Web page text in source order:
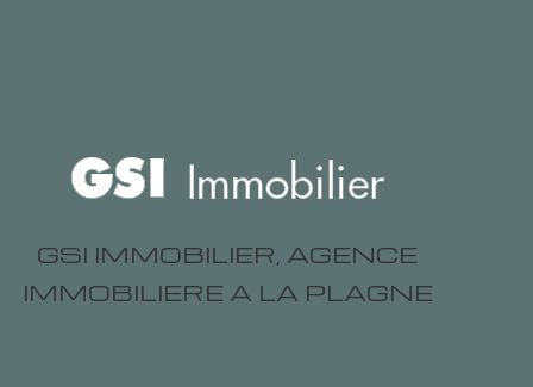
GSI IMMOBILIER, AGENCE
IMMOBILIERE A LA PLAGNE